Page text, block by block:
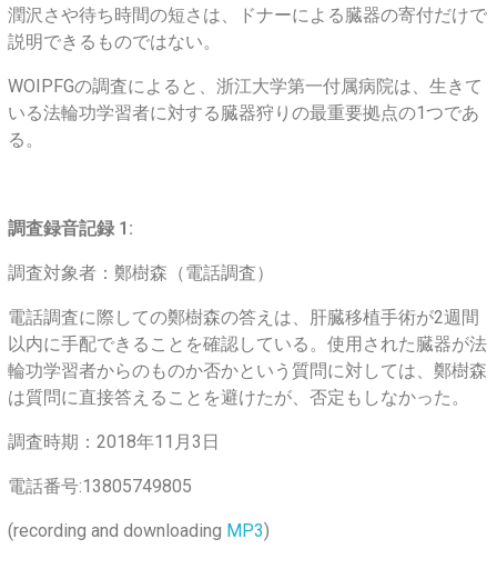
潤沢さや待ち時間の短さは、ドナーによる臓器の寄付だけで
説明できるものではない。
WOIPFGの調査によると、浙江大学第一付属病院は、生きて
いる法輪功学習者に対する臓器狩りの最重要拠点の1つであ
る。
調査録音記録 1:
調査対象者：鄭樹森（電話調査）
電話調査に際しての鄭樹森の答えは、肝臓移植手術が2週間
以内に手配できることを確認している。使用された臓器が法
輪功学習者からのものか否かという質問に対しては、鄭樹森
は質問に直接答えることを避けたが、否定もしなかった。
調査時期：2018年11月3日
電話番号:13805749805
(recording and downloading MP3)